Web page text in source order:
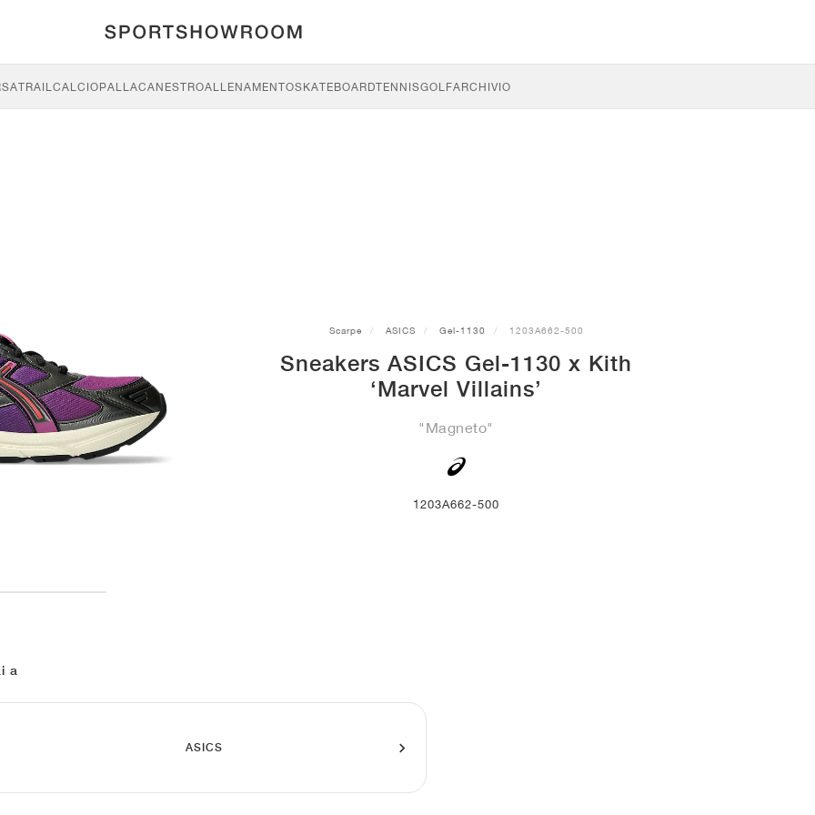
TRAILCALCIOPALLACANESTROALLENAMENTOSKATEBOARDTENNISGOLFARCHIVIO
Scarpe ASICS Gel-1130 1203A662-500
Sneakers ASICS Gel-1130 x Kith
‘Marvel Villains’
"Magneto"
1203A662-500
a
ASICS